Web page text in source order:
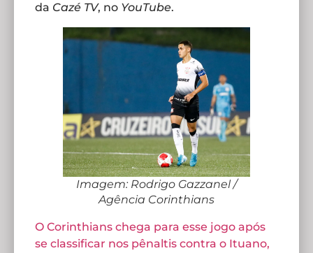
da Cazé TV, no YouTube.
Imagem: Rodrigo Gazzanel /
Agência Corinthians
O Corinthians chega para esse jogo após
se classificar nos pênaltis contra o Ituano,